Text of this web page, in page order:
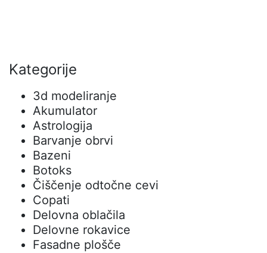
Kategorije
3d modeliranje
Akumulator
Astrologija
Barvanje obrvi
Bazeni
Botoks
Čiščenje odtočne cevi
Copati
Delovna oblačila
Delovne rokavice
Fasadne plošče